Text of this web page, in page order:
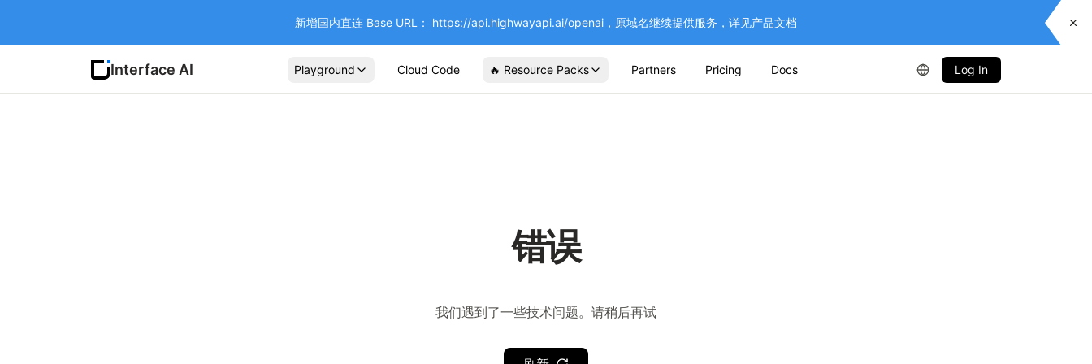
新增国内直连 Base URL： https://api.highwayapi.ai/openai，原域名继续提供服务，详见产品文档
Interface AI Playground Cloud Code 🔥 Resource Packs Partners Pricing Docs Log In
错误
我们遇到了一些技术问题。请稍后再试